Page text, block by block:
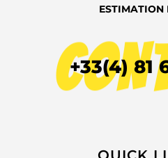
ESTIMATION
+33(4) 81